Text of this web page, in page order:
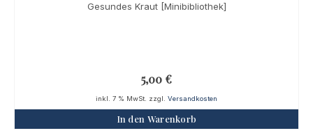
Gesundes Kraut [Minibibliothek]
5,00 €
inkl. 7 % MwSt. zzgl. Versandkosten
In den Warenkorb